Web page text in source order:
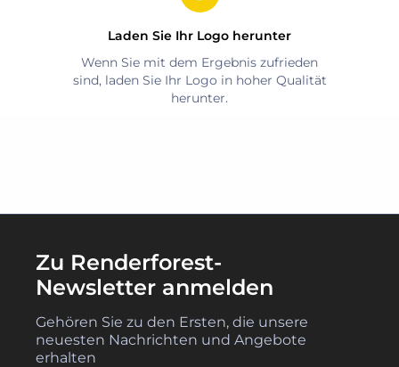
Laden Sie Ihr Logo herunter
Wenn Sie mit dem Ergebnis zufrieden
sind, laden Sie Ihr Logo in hoher Qualität
herunter.
Zu Renderforest-
Newsletter anmelden
Gehören Sie zu den Ersten, die unsere
neuesten Nachrichten und Angebote
erhalten